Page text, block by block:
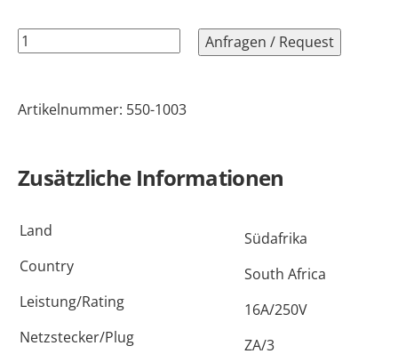
ZA/3-
black,EGB+BAG+P/N-
Anfragen / Request
Artikelnummer: 550-1003
Zusätzliche Informationen
Land
Südafrika
Country
South Africa
Leistung/Rating
16A/250V
Netzstecker/Plug
ZA/3